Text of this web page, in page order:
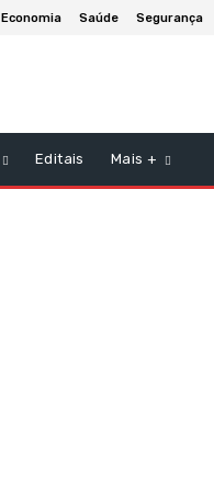
Economia Saúde Segurança
Editais Mais +